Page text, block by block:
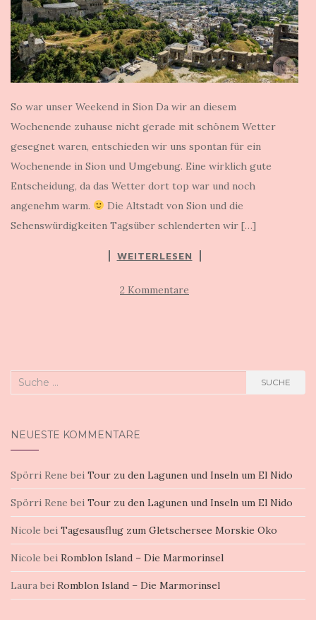
So war unser Weekend in Sion Da wir an diesem
Wochenende zuhause nicht gerade mit schönem Wetter
gesegnet waren, entschieden wir uns spontan für ein
Wochenende in Sion und Umgebung. Eine wirklich gute
Entscheidung, da das Wetter dort top war und noch
angenehm warm.
Die Altstadt von Sion und die
Sehenswürdigkeiten Tagsüber schlenderten wir […]
WEITERLESEN
2 Kommentare
Suche
SUCHE
NEUESTE KOMMENTARE
Spörri Rene bei Tour zu den Lagunen und Inseln um El Nido
Spörri Rene bei Tour zu den Lagunen und Inseln um El Nido
Nicole bei Tagesausflug zum Gletschersee Morskie Oko
Nicole bei Romblon Island – Die Marmorinsel
Laura bei Romblon Island – Die Marmorinsel